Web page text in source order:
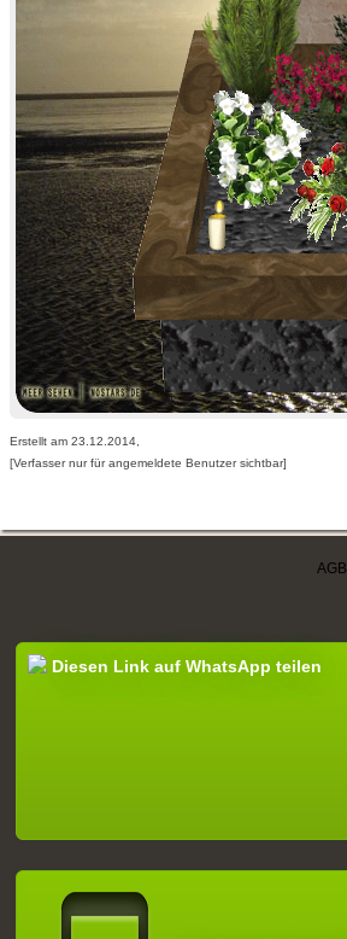
Erstellt am 23.12.2014,
[Verfasser nur für angemeldete Benutzer sichtbar]
AGB
Diesen Link auf WhatsApp teilen